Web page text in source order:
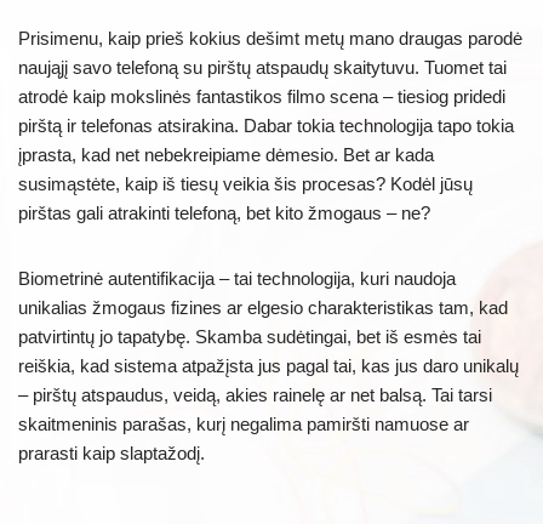
Prisimenu, kaip prieš kokius dešimt metų mano draugas parodė
naująjį savo telefoną su pirštų atspaudų skaitytuvu. Tuomet tai
atrodė kaip mokslinės fantastikos filmo scena – tiesiog pridedi
pirštą ir telefonas atsirakina. Dabar tokia technologija tapo tokia
įprasta, kad net nebekreipiame dėmesio. Bet ar kada
susimąstėte, kaip iš tiesų veikia šis procesas? Kodėl jūsų
pirštas gali atrakinti telefoną, bet kito žmogaus – ne?
Biometrinė autentifikacija – tai technologija, kuri naudoja
unikalias žmogaus fizines ar elgesio charakteristikas tam, kad
patvirtintų jo tapatybę. Skamba sudėtingai, bet iš esmės tai
reiškia, kad sistema atpažįsta jus pagal tai, kas jus daro unikalų
– pirštų atspaudus, veidą, akies rainelę ar net balsą. Tai tarsi
skaitmeninis parašas, kurį negalima pamiršti namuose ar
prarasti kaip slaptažodį.